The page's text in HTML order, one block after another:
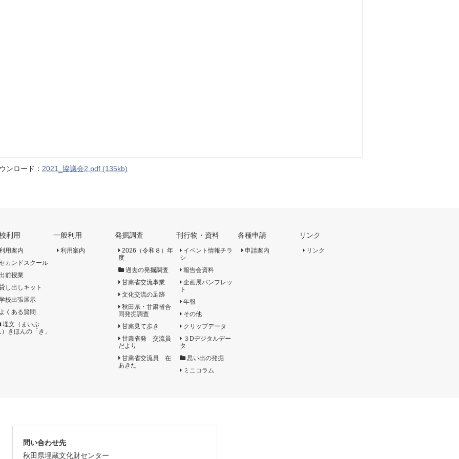
ンロード： 2021_協議会2.pdf (135kb)
利用
用案内
カンドスクール
前授業
し出しキット
校出張展示
くある質問
埋文（まいぶ
）きほんの「き」
一般利用
利用案内
発掘調査
2026（令和８）年
度
過去の発掘調査
甘粛省交流事業
文化交流の足跡
秋田県・甘粛省合
同発掘調査
甘粛見て歩き
甘粛省発 交流員
だより
甘粛省交流員 在
あきた
刊行物・資料
イベント情報チラ
シ
報告会資料
企画展パンフレッ
ト
年報
その他
クリップデータ
３Dデジタルデー
タ
思い出の発掘
ミニコラム
各種申請
申請案内
リンク
リンク
問い合わせ先
秋田県埋蔵文化財センター